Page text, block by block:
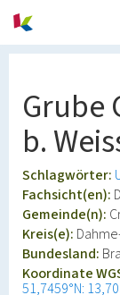
Grube
b.
Schlagwörter:
Fachsicht(en):
Gemeinde(n):
Kreis(e):
Bundesland:
Koordinate
51,7459°N: